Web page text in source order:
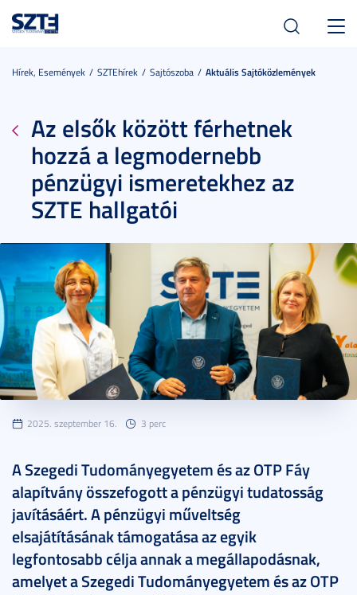
Hírek, Események SZTEhírek Sajtószoba Aktuális Sajtóközlemények
Az elsők között férhetnek
hozzá a legmodernebb
pénzügyi ismeretekhez az
SZTE hallgatói
2025. szeptember 16. 3 perc
A Szegedi Tudományegyetem és az OTP Fáy
alapítvány összefogott a pénzügyi tudatosság
javításáért. A pénzügyi műveltség
elsajátításának támogatása az egyik
legfontosabb célja annak a megállapodásnak,
amelyet a Szegedi Tudományegyetem és az OTP